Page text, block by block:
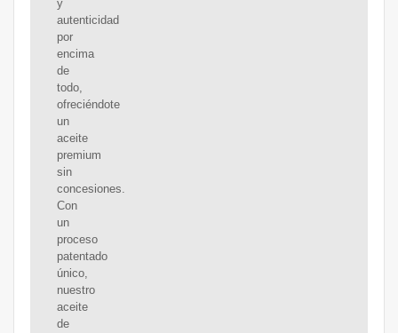
y
autenticidad
por
encima
de
todo,
ofreciéndote
un
aceite
premium
sin
concesiones.
Con
un
proceso
patentado
único,
nuestro
aceite
de